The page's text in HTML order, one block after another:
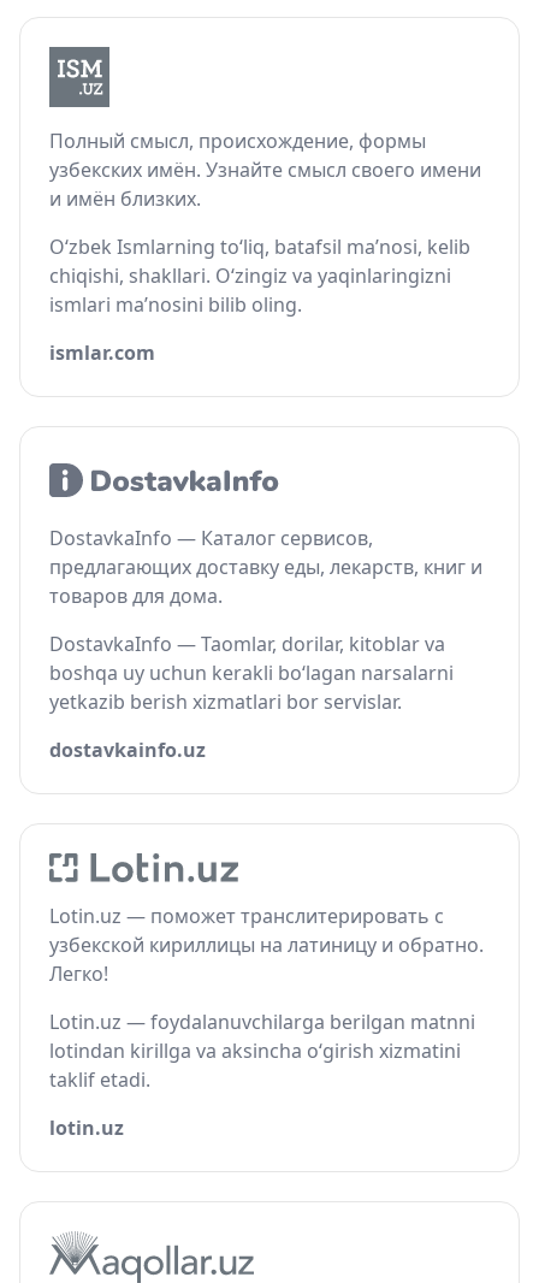
Полный смысл, происхождение, формы
узбекских имён. Узнайте смысл своего имени
и имён близких.
O‘zbek Ismlarning to‘liq, batafsil ma’nosi, kelib
chiqishi, shakllari. O‘zingiz va yaqinlaringizni
ismlari ma’nosini bilib oling.
ismlar.com
DostavkaInfo — Каталог сервисов,
предлагающих доставку еды, лекарств, книг и
товаров для дома.
DostavkaInfo — Taomlar, dorilar, kitoblar va
boshqa uy uchun kerakli bo‘lagan narsalarni
yetkazib berish xizmatlari bor servislar.
dostavkainfo.uz
Lotin.uz — поможет транслитерировать с
узбекской кириллицы на латиницу и обратно.
Легко!
Lotin.uz — foydalanuvchilarga berilgan matnni
lotindan kirillga va aksincha o‘girish xizmatini
taklif etadi.
lotin.uz